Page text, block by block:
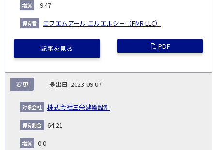
-9.47
エフエムアール エルエルシー（FMR LLC）
記事を見る PDF
2023-09-07
株式会社三栄建築設計
変更
64.21
0.0